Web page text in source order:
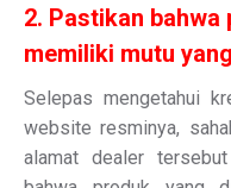
2. Pastikan
memiliki mutu
Selepas mengetahui
website resminya,
alamat dealer